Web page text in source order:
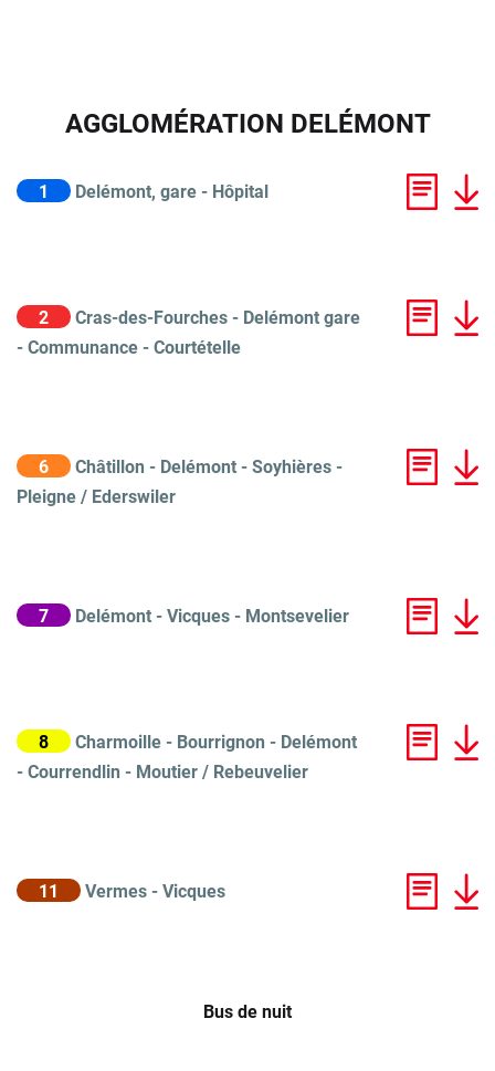
AGGLOMÉRATION DELÉMONT
1 Delémont, gare - Hôpital
2
Cras-des-Fourches - Delémont gare
- Communance - Courtételle
6
Châtillon - Delémont - Soyhières -
Pleigne / Ederswiler
7 Delémont - Vicques - Montsevelier
8
Charmoille - Bourrignon - Delémont
- Courrendlin - Moutier / Rebeuvelier
11 Vermes - Vicques
Bus de nuit